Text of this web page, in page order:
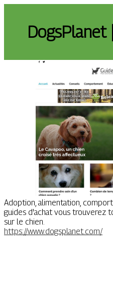
DogsPlanet
Adoption, alimentation,
guides d'achat vous trouverez
sur le chien.
https://www.dogsplanet.com/